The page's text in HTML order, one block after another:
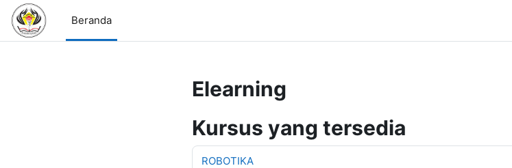
Lewati ke konten utama
Beranda
Elearning
Kursus yang tersedia
ROBOTIKA